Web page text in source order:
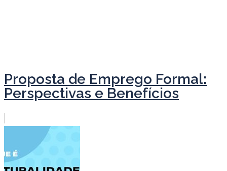
Proposta de Emprego Formal:
Perspectivas e Benefícios